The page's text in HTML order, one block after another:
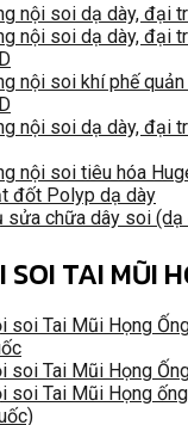
nội soi dạ dày, đại
nội soi dạ dày, đại
nội soi khí phế
nội soi dạ dày, đại
nội soi tiêu hóa
đốt Polyp dạ dày
sửa chữa dây soi (dạ
SOI TAI MŨI
soi Tai Mũi Họng
soi Tai Mũi Họng
soi Tai Mũi Họng